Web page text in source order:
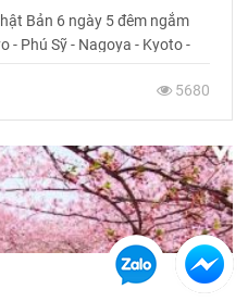
Bản 6 ngày 5 đêm ngắm
- Phú Sỹ - Nagoya - Kyoto -
5680